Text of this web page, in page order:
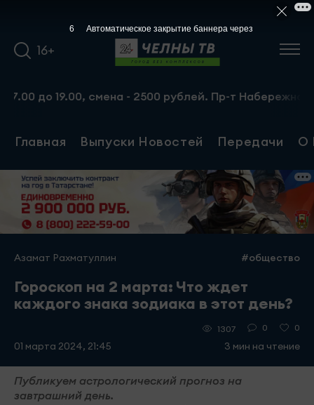
16+
смена - 2500 рублей. Пр-т
Главная Выпуски Новостей Передачи О
Азамат Рахматуллин #общество
Гороскоп на 2 марта: Что ждет
каждого знака зодиака в этот день?
01 марта 2024, 21:45
1307 0 0
3 мин на чтение
Публикуем астрологический прогноз на
завтрашний день.
5 Автоматическое закрытие баннера через